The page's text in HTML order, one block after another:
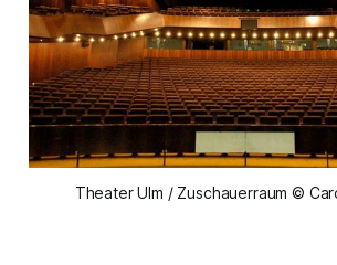
Theater Ulm / Zuschauerraum ©